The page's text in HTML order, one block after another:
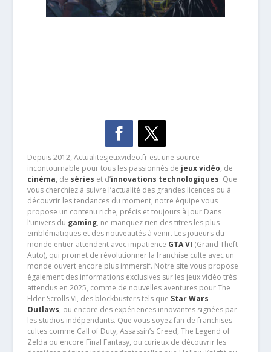
Depuis 2012, Actualitesjeuxvideo.fr est une source
incontournable pour tous les passionnés de jeux vidéo, de
cinéma,de séries et d’innovations technologiques. Que
vous cherchiez à suivre l’actualité des grandes licences ou à
découvrir les tendances du moment, notre équipe vous
propose un contenu riche, précis et toujours à jour.Dans
l’univers du gaming, ne manquez rien des titres les plus
emblématiques et des nouveautés à venir. Les joueurs du
monde entier attendent avec impatience GTA VI (Grand Theft
Auto), qui promet de révolutionner la franchise culte avec un
monde ouvert encore plus immersif. Notre site vous propose
également des informations exclusives sur les jeux vidéo très
attendus en 2025, comme de nouvelles aventures pour The
Elder Scrolls VI, des blockbusters tels que Star Wars
Outlaws, ou encore des expériences innovantes signées par
les studios indépendants. Que vous soyez fan de franchises
cultes comme Call of Duty, Assassin’s Creed, The Legend of
Zelda ou encore Final Fantasy, ou curieux de découvrir les